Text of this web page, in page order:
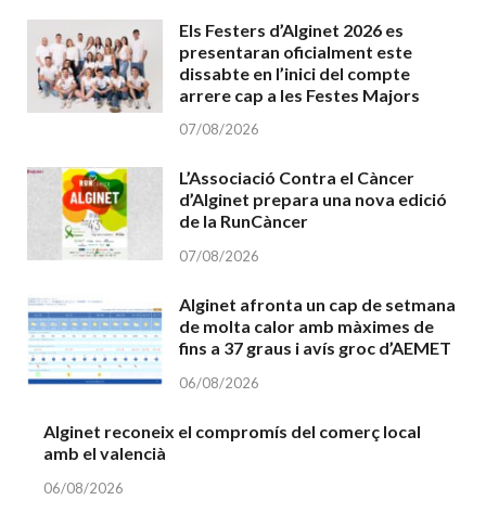
Els Festers d’Alginet 2026 es
presentaran oficialment este
dissabte en l’inici del compte
arrere cap a les Festes Majors
07/08/2026
L’Associació Contra el Càncer
d’Alginet prepara una nova edició
de la RunCàncer
07/08/2026
Alginet afronta un cap de setmana
de molta calor amb màximes de
fins a 37 graus i avís groc d’AEMET
06/08/2026
Alginet reconeix el compromís del comerç local
amb el valencià
06/08/2026